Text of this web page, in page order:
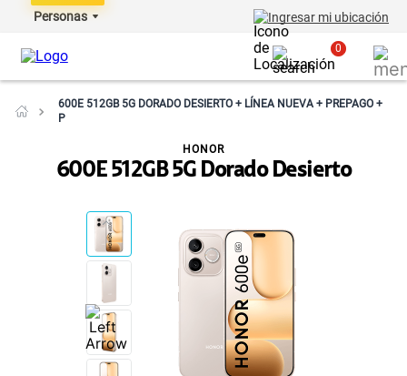
Personas Ingresar mi ubicación
0
600E 512GB 5G DORADO DESIERTO + LÍNEA NUEVA + PREPAGO +
P
600E 512GB 5G Dorado Desierto
HONOR